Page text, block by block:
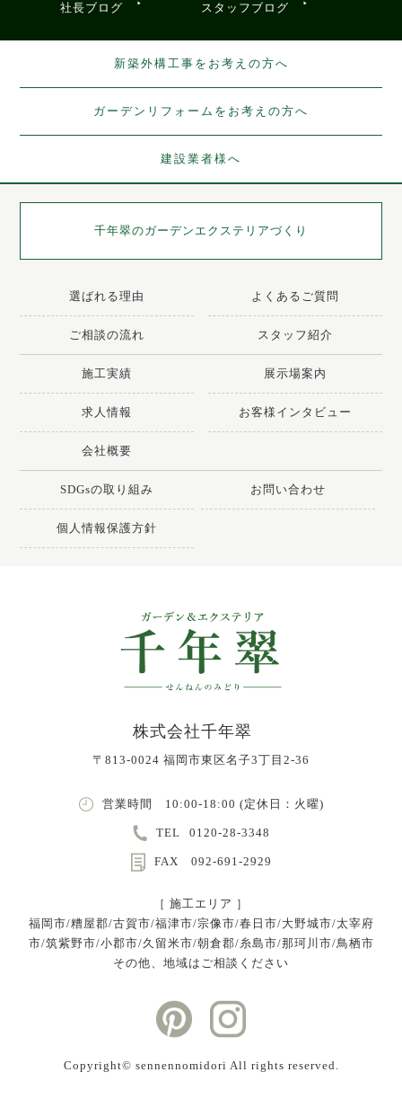
社長ブログ スタッフブログ
新築外構工事をお考えの方へ
ガーデンリフォームをお考えの方へ
建設業者様へ
千年翠のガーデンエクステリアづくり
選ばれる理由 よくあるご質問
ご相談の流れ スタッフ紹介
施工実績 展示場案内
求人情報 お客様インタビュー
会社概要
SDGsの取り組み お問い合わせ
個人情報保護方針
株式会社千年翠
〒813-0024 福岡市東区名子3丁目2-36
営業時間 10:00-18:00 (定休日：火曜)
TEL 0120-28-3348
FAX 092-691-2929
［ 施工エリア ］
福岡市/糟屋郡/古賀市/福津市/宗像市/春日市/大野城市/太宰府
市/筑紫野市/小郡市/久留米市/朝倉郡/糸島市/那珂川市/鳥栖市
その他、地域はご相談ください
Copyright©︎ sennennomidori All rights reserved.